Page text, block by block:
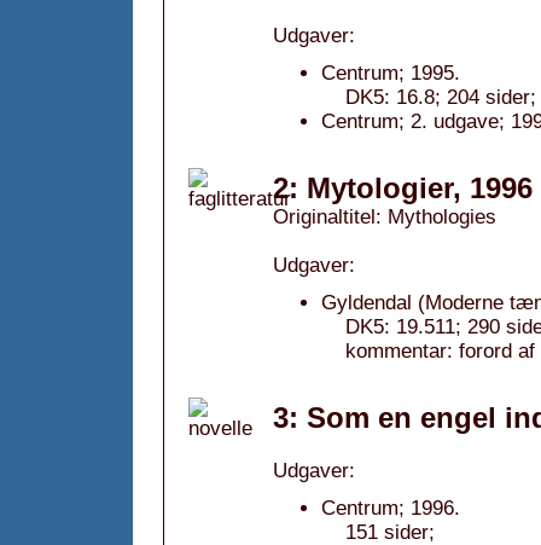
Udgaver:
Centrum; 1995.
DK5: 16.8; 204 sider;
Centrum; 2. udgave;
2: Mytologier, 1996
Originaltitel: Mythologies
Udgaver:
Gyldendal (Moderne
DK5: 19.511; 290
kommentar: forord
3: Som en engel
Udgaver:
Centrum; 1996.
151 sider;